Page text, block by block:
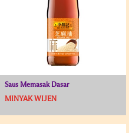
Saus Memasak Dasar
MINYAK WIJEN